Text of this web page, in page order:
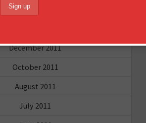
September 2012
December 2011
October 2011
August 2011
July 2011